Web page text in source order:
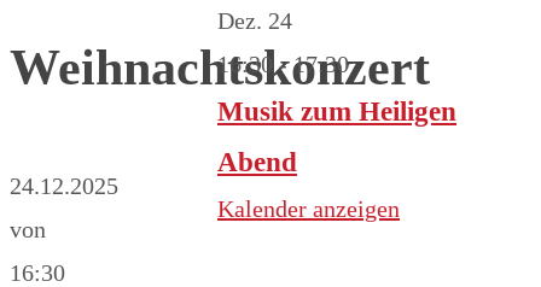
Weihnachtskonzert
24.12.2025
von
16:30
Dez. 24
16:30 -17:30
Musik zum Heiligen
Abend
Kalender anzeigen